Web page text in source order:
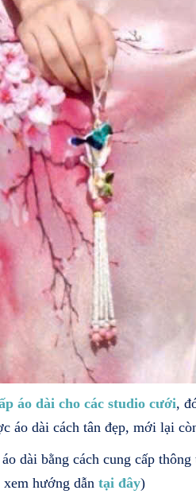
áo dài cho các studio cưới,
áo dài cách tân đẹp, mới lại
dài bằng cách cung cấp
hướng dẫn tại đây)